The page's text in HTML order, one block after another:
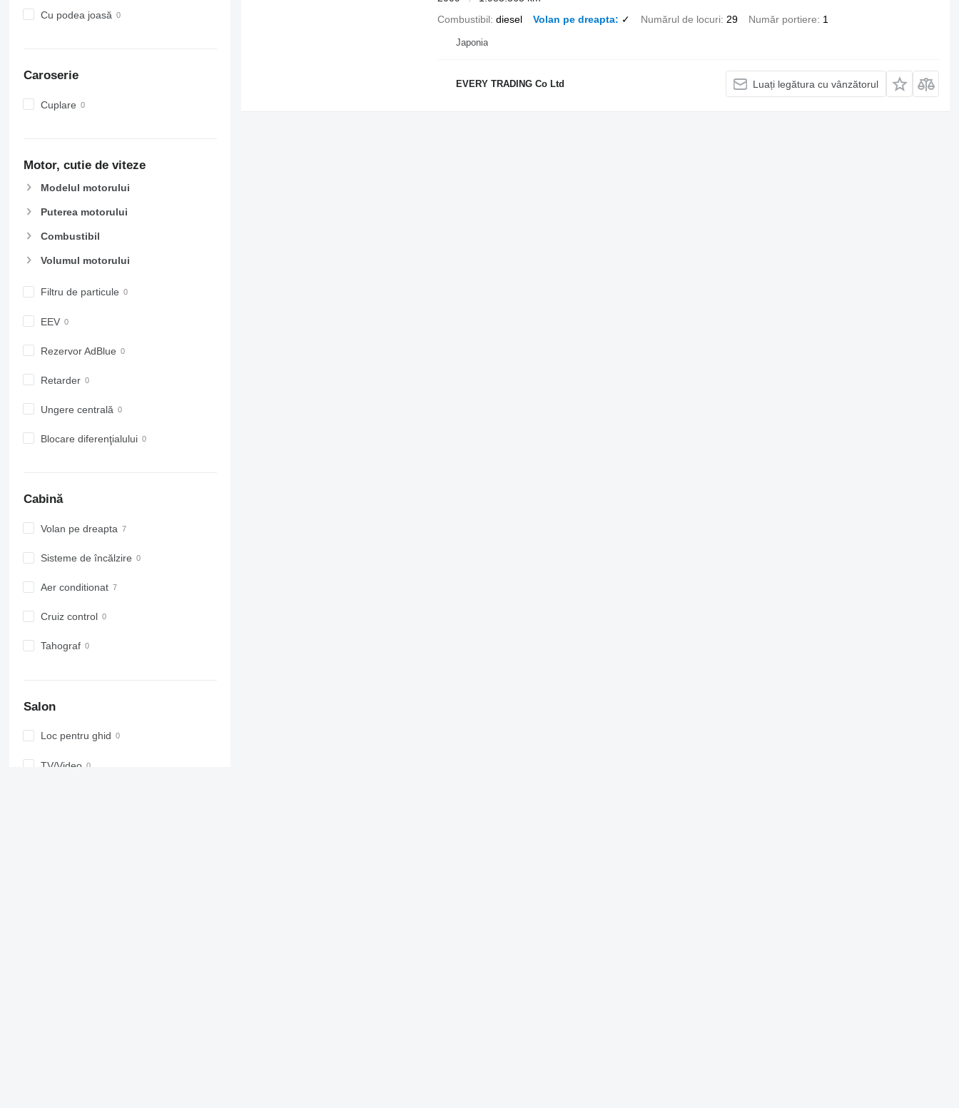
Cu podea joasă
Caroserie
Cuplare
Motor, cutie de viteze
Modelul motorului
Puterea motorului
Combustibil
Volumul motorului
Filtru de particule
EEV
Rezervor AdBlue
Retarder
Ungere centrală
Blocare diferenţialului
Cabină
Volan pe dreapta
Sisteme de încălzire
Aer conditionat
Cruiz control
Tahograf
Salon
Loc pentru ghid
TV/Video
Combustibil diesel Volan pe dreapta ✓ Numărul de locuri 29 Număr portiere 1
Japonia
EVERY TRADING Co Ltd Luați legătura cu vânzătorul